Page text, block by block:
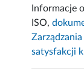
Informacje
ISO,
Zarządzania
satysfakcji